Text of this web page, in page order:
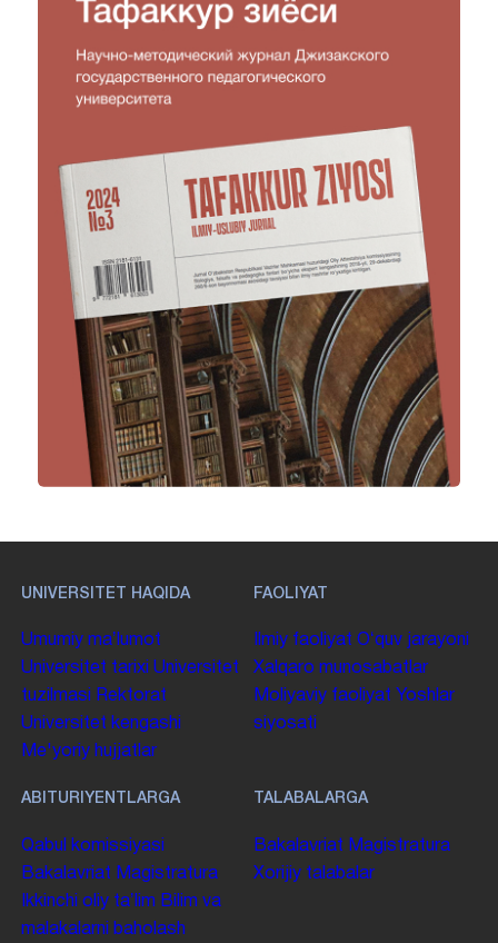
UNIVERSITET HAQIDA
Umumiy maʼlumot
Universitet tarixi Universitet
tuzilmasi
Rektorat
Universitet kengashi
Me'yoriy hujjatlar
FAOLIYAT
Ilmiy faoliyat Oʻquv jarayoni
Xalqaro munosabatlar
Moliyaviy faoliyat Yoshlar
siyosati
ABITURIYENTLARGA
Qabul komissiyasi
Bakalavriat Magistratura
Ikkinchi oliy taʼlim Bilim va
malakalarni baholash
TALABALARGA
Bakalavriat Magistratura
Xorijiy talabalar